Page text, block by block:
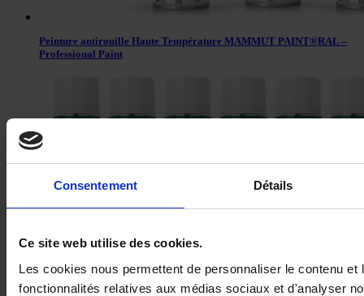
Consentement Détails
Ce site web utilise des cookies.
Les cookies nous permettent de personnaliser le contenu
fonctionnalités relatives aux médias sociaux et d'analyser
Peinture antirouille Haute Température MAMMUT PAINT®RAL –
Professional Paint
Décapant peinture fort – Paint remover